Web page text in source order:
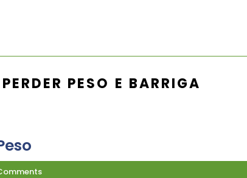
PESO E BARRIGA